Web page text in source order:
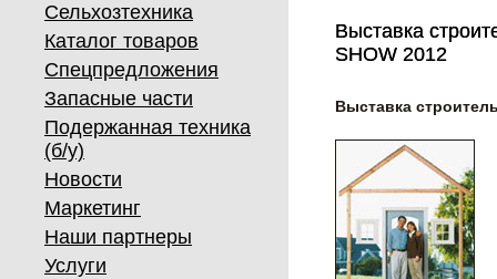
Сельхозтехника
Каталог товаров
Спецпредложения
Запасные части
Подержанная техника
(б/у)
Новости
Маркетинг
Наши партнеры
Услуги
Выставка
SHOW 2012
Выставка
SHOW 2012
Выставка